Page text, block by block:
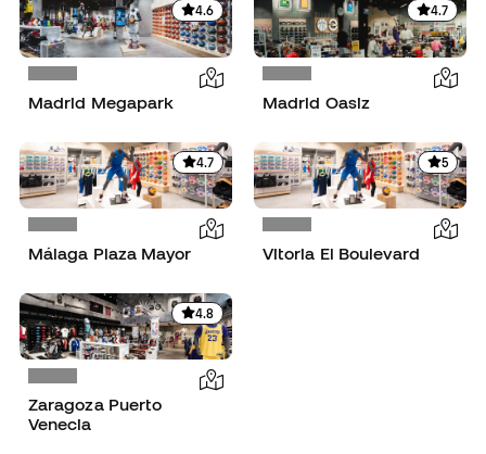
4.6
Madrid Megapark
4.7
Madrid Oasiz
4.7
Málaga Plaza Mayor
5
Vitoria El Boulevard
4.8
Zaragoza Puerto
Venecia